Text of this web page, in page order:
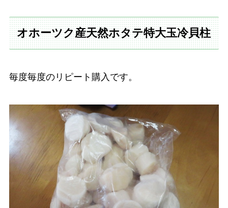
オホーツク産天然ホタテ特大玉冷貝柱
毎度毎度のリピート購入です。